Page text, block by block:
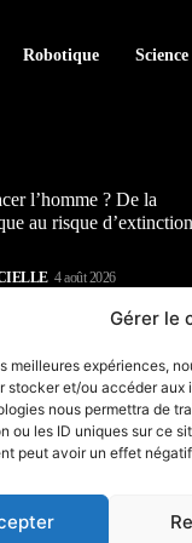
Gérer le
meilleures expériences,
stocker et/ou accéder aux
nous permettra de
ou les ID uniques sur ce
peut avoir un effet
Robotique Science
l’homme ? De la
au risque d’extinction
4 août 2026
Play : 5 révélations sur
qui arrive en 2026
la sécurité de
sur le futur de votre